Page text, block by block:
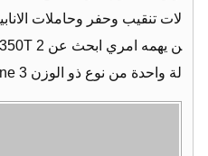
لات تنقيب وحفر وحاملات
لة واحدة من نوع ذو الوزن 3 les camion citerne …